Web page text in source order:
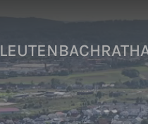
LEUTENBACH